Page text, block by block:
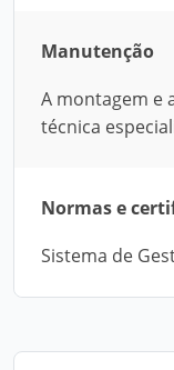
Manutenção
A montagem e
técnica
Normas e
Sistema de